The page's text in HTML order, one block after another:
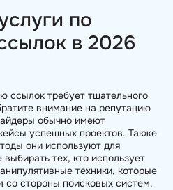
по
в 2026
ссылок требует тщательного
внимание на репутацию
обычно имеют
успешных проектов. Также
они используют для
тех, кто использует
техники, которые
со стороны поисковых систем.